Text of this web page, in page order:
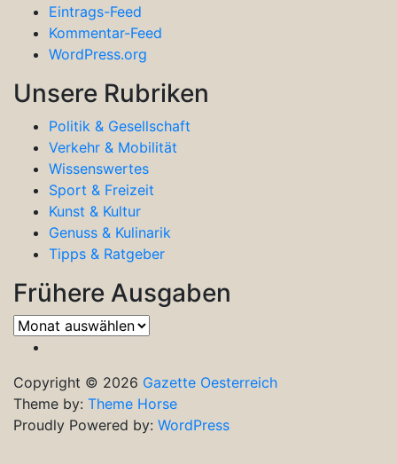
Eintrags-Feed
Kommentar-Feed
WordPress.org
Unsere Rubriken
Politik & Gesellschaft
Verkehr & Mobilität
Wissenswertes
Sport & Freizeit
Kunst & Kultur
Genuss & Kulinarik
Tipps & Ratgeber
Frühere Ausgaben
Frühere
Ausgaben
Copyright © 2026 Gazette Oesterreich
Theme by: Theme Horse
Proudly Powered by: WordPress